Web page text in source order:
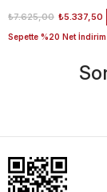
₺5.337,50
₺7.625,00
Sepette %20 Net İndirim